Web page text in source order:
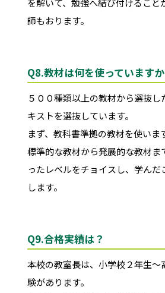
を解いて、勉強へ結び付けること
師もおります。
Q8.教材は何を使っていますか
５００種類以上の教材から選抜し
キストを選抜しています。
まず、教科書準拠の教材を使いま
標準的な教材から発展的な教材ま
ったレベルをチョイスし、学ん
します。
Q9.合格実績は？
本校の教室長は、小学校２年生～
験があります。